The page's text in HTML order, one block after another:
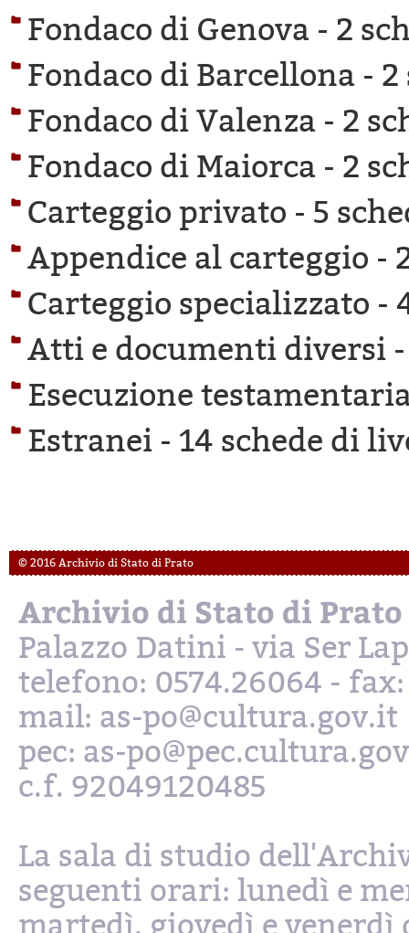
Fondaco di Genova - 2
Fondaco di Barcellona - 2
Fondaco di Valenza - 2
Fondaco di Maiorca - 2
Carteggio privato - 5
Appendice al carteggio -
Carteggio specializzato -
Atti e documenti diversi
Esecuzione
Estranei - 14 schede di
© 2016 Archivio di Stato di Prato
Archivio di Stato di Prato
Palazzo Datini - via Ser
telefono: 0574.26064 - fax:
mail: as-po@cultura.gov.it
pec: as-
c.f. 92049120485
La sala di studio
seguenti orari: lunedì e
martedì, giovedì e venerdì